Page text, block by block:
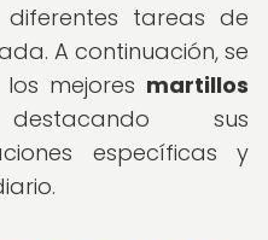
tareas de
A continuación, se
mejores martillos
sus
específicas y